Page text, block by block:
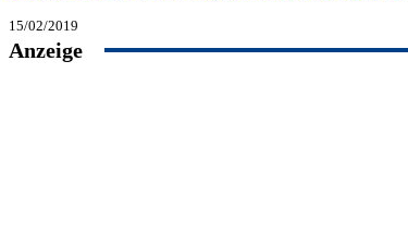
15/02/2019
Anzeige